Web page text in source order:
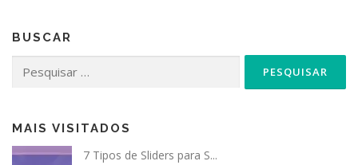
BUSCAR
por:
MAIS VISITADOS
7 Tipos de Sliders para S...